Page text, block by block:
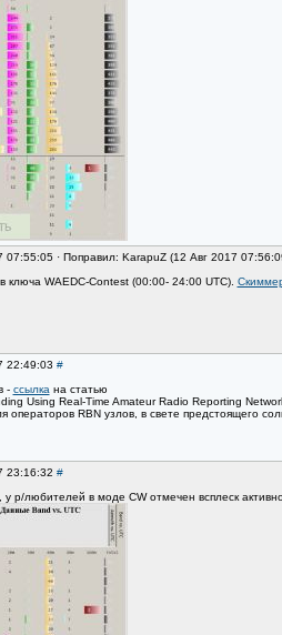
07:55:05 · Поправил: KarapuZ (12 Авг 2017
ключа WAEDC-Contest (00:00- 24:00 UTC).
22:49:03 #
- ссылка на статью
Using Real-Time Amateur Radio Reporting
операторов RBN узлов, в свете предстоящего
23:16:32 #
у р/любителей в моде CW отмечен всплеск